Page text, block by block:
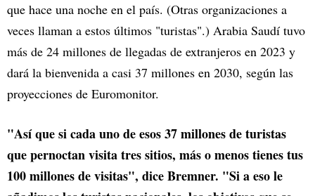
que hace una noche en el país. (Otras organizaciones a
veces llaman a estos últimos "turistas".) Arabia Saudí tuvo
más de 24 millones de llegadas de extranjeros en 2023 y
dará la bienvenida a casi 37 millones en 2030, según las
proyecciones de Euromonitor.
"Así que si cada uno de esos 37 millones de turistas
que pernoctan visita tres sitios, más o menos tienes tus
100 millones de visitas", dice Bremner. "Si a eso le